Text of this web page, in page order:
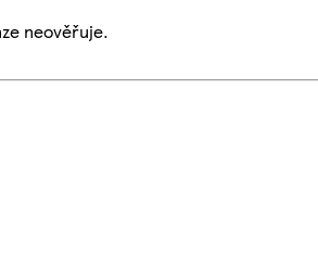
neověřuje.